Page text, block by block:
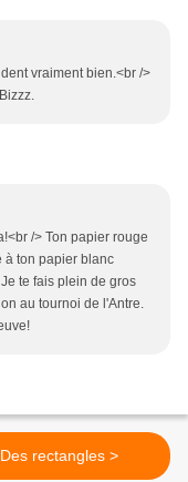
vraiment bien.<br />
/> Ton papier rouge
à ton papier blanc
te fais plein de gros
au tournoi de l'Antre.
Des rectangles >